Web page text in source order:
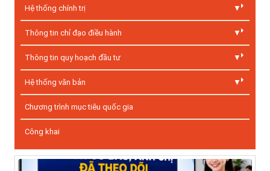
Hệ thống chính trị
Thông tin chỉ đạo điều hành
Thông tin quy hoạch đầu tư
Hệ thống văn bản
Chương trình mục tiêu quốc gia
Công khai